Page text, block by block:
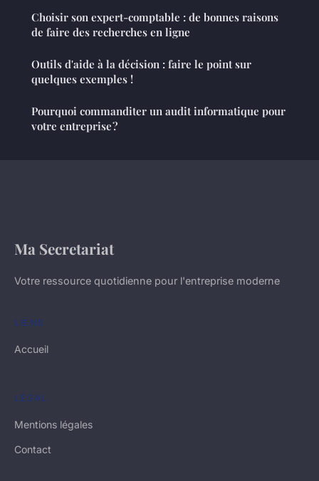
Choisir son expert-comptable : de bonnes raisons
de faire des recherches en ligne
Outils d'aide à la décision : faire le point sur
quelques exemples !
Pourquoi commanditer un audit informatique pour
votre entreprise ?
Ma Secretariat
Votre ressource quotidienne pour l'entreprise moderne
LIENS
Accueil
LÉGAL
Mentions légales
Contact